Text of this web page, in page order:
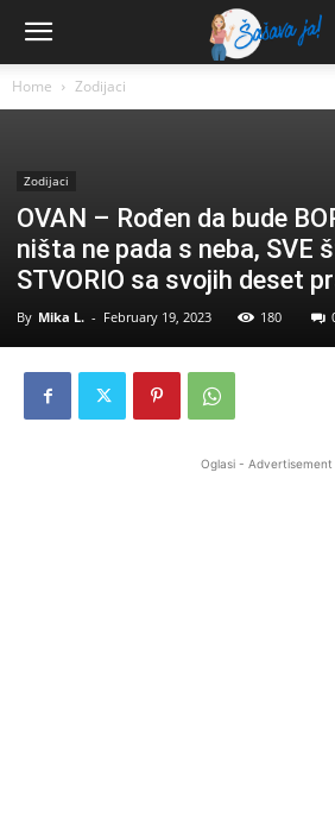
Home Zodijaci
Zodijaci
OVAN – Rođen da bude
ništa ne pada s neba, SVE
STVORIO sa svojih deset
By Mika L. - February 19, 2023 180
Oglasi - Advertisement